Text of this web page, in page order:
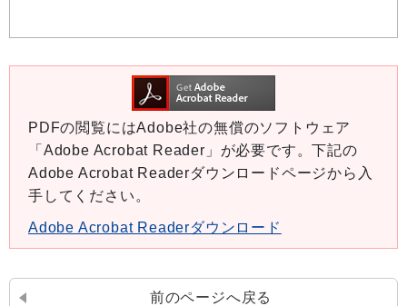
PDFの閲覧にはAdobe社の無償のソフトウェア
「Adobe Acrobat Reader」が必要です。下記の
Adobe Acrobat Readerダウンロードページから入
手してください。
Adobe Acrobat Readerダウンロード
前のページへ戻る